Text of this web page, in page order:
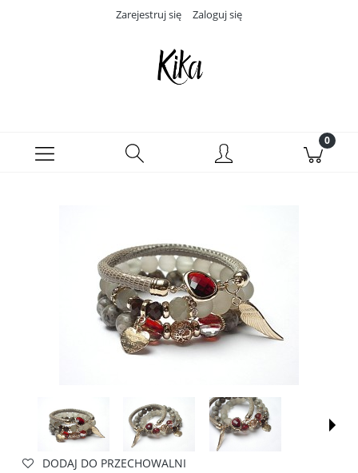
Zarejestruj się Zaloguj się
DODAJ DO PRZECHOWALNI